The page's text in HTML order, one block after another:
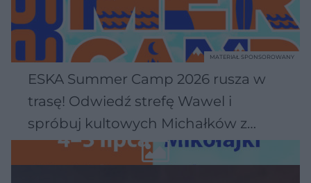
ESKA Summer Camp 2026 rusza w
trasę! Odwiedź strefę Wawel i
spróbuj kultowych Michałków z
Wawelu
MATERIAŁ SPONSOROWANY